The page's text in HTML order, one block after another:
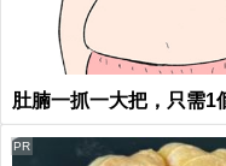
肚腩一抓一大把，只需1
PR